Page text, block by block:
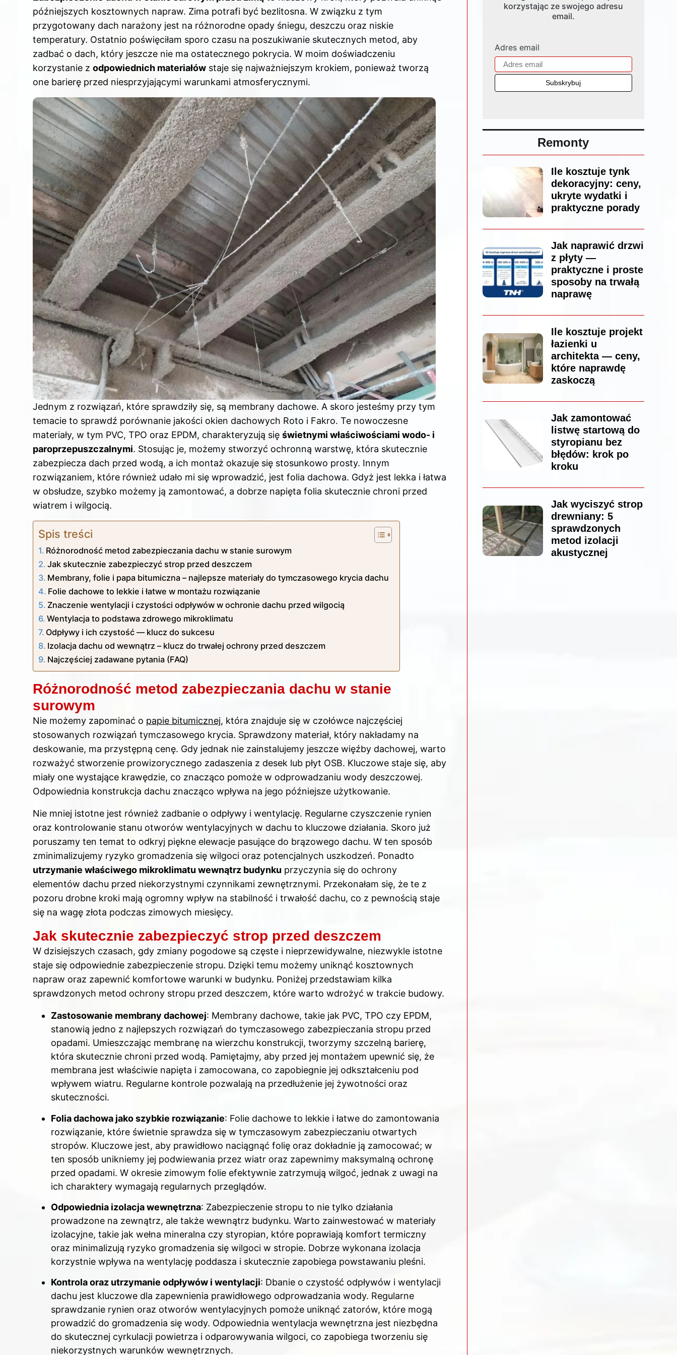
e
b
o
o
k
e
st
e
dI
n
di
t
bl
r
późniejszych kosztownych napraw. Zima potrafi być bezlitosna. W związku z tym
przygotowany dach narażony jest na różnorodne opady śniegu, deszczu oraz niskie
temperatury. Ostatnio poświęciłam sporo czasu na poszukiwanie skutecznych metod, aby
zadbać o dach, który jeszcze nie ma ostatecznego pokrycia. W moim doświadczeniu
korzystanie z odpowiednich materiałów staje się najważniejszym krokiem, ponieważ tworzą
one barierę przed niesprzyjającymi warunkami atmosferycznymi.
Jednym z rozwiązań, które sprawdziły się, są membrany dachowe. A skoro jesteśmy przy tym
temacie to sprawdź porównanie jakości okien dachowych Roto i Fakro. Te nowoczesne
materiały, w tym PVC, TPO oraz EPDM, charakteryzują się świetnymi właściwościami wodo- i
paroprzepuszczalnymi. Stosując je, możemy stworzyć ochronną warstwę, która skutecznie
zabezpiecza dach przed wodą, a ich montaż okazuje się stosunkowo prosty. Innym
rozwiązaniem, które również udało mi się wprowadzić, jest folia dachowa. Gdyż jest lekka i łatwa
w obsłudze, szybko możemy ją zamontować, a dobrze napięta folia skutecznie chroni przed
wiatrem i wilgocią.
Spis treści
Różnorodność metod zabezpieczania dachu w stanie surowym
Jak skutecznie zabezpieczyć strop przed deszczem
Membrany, folie i papa bitumiczna – najlepsze materiały do tymczasowego krycia dachu
Folie dachowe to lekkie i łatwe w montażu rozwiązanie
Znaczenie wentylacji i czystości odpływów w ochronie dachu przed wilgocią
Wentylacja to podstawa zdrowego mikroklimatu
Odpływy i ich czystość — klucz do sukcesu
Izolacja dachu od wewnątrz – klucz do trwałej ochrony przed deszczem
Najczęściej zadawane pytania (FAQ)
Różnorodność metod zabezpieczania dachu w stanie
surowym
Nie możemy zapominać o papie bitumicznej, która znajduje się w czołówce najczęściej
stosowanych rozwiązań tymczasowego krycia. Sprawdzony materiał, który nakładamy na
deskowanie, ma przystępną cenę. Gdy jednak nie zainstalujemy jeszcze więźby dachowej, warto
rozważyć stworzenie prowizorycznego zadaszenia z desek lub płyt OSB. Kluczowe staje się, aby
miały one wystające krawędzie, co znacząco pomoże w odprowadzaniu wody deszczowej.
Odpowiednia konstrukcja dachu znacząco wpływa na jego późniejsze użytkowanie.
Nie mniej istotne jest również zadbanie o odpływy i wentylację. Regularne czyszczenie rynien
oraz kontrolowanie stanu otworów wentylacyjnych w dachu to kluczowe działania. Skoro już
poruszamy ten temat to odkryj piękne elewacje pasujące do brązowego dachu. W ten sposób
zminimalizujemy ryzyko gromadzenia się wilgoci oraz potencjalnych uszkodzeń. Ponadto
utrzymanie właściwego mikroklimatu wewnątrz budynku przyczynia się do ochrony
elementów dachu przed niekorzystnymi czynnikami zewnętrznymi. Przekonałam się, że te z
pozoru drobne kroki mają ogromny wpływ na stabilność i trwałość dachu, co z pewnością staje
się na wagę złota podczas zimowych miesięcy.
Jak skutecznie zabezpieczyć strop przed deszczem
W dzisiejszych czasach, gdy zmiany pogodowe są częste i nieprzewidywalne, niezwykle istotne
staje się odpowiednie zabezpieczenie stropu. Dzięki temu możemy uniknąć kosztownych
napraw oraz zapewnić komfortowe warunki w budynku. Poniżej przedstawiam kilka
sprawdzonych metod ochrony stropu przed deszczem, które warto wdrożyć w trakcie budowy.
Zastosowanie membrany dachowej: Membrany dachowe, takie jak PVC, TPO czy EPDM,
stanowią jedno z najlepszych rozwiązań do tymczasowego zabezpieczania stropu przed
opadami. Umieszczając membranę na wierzchu konstrukcji, tworzymy szczelną barierę,
która skutecznie chroni przed wodą. Pamiętajmy, aby przed jej montażem upewnić się, że
membrana jest właściwie napięta i zamocowana, co zapobiegnie jej odkształceniu pod
wpływem wiatru. Regularne kontrole pozwalają na przedłużenie jej żywotności oraz
skuteczności.
Folia dachowa jako szybkie rozwiązanie: Folie dachowe to lekkie i łatwe do zamontowania
rozwiązanie, które świetnie sprawdza się w tymczasowym zabezpieczaniu otwartych
stropów. Kluczowe jest, aby prawidłowo naciągnąć folię oraz dokładnie ją zamocować; w
ten sposób unikniemy jej podwiewania przez wiatr oraz zapewnimy maksymalną ochronę
przed opadami. W okresie zimowym folie efektywnie zatrzymują wilgoć, jednak z uwagi na
ich charaktery wymagają regularnych przeglądów.
Odpowiednia izolacja wewnętrzna: Zabezpieczenie stropu to nie tylko działania
prowadzone na zewnątrz, ale także wewnątrz budynku. Warto zainwestować w materiały
izolacyjne, takie jak wełna mineralna czy styropian, które poprawiają komfort termiczny
oraz minimalizują ryzyko gromadzenia się wilgoci w stropie. Dobrze wykonana izolacja
korzystnie wpływa na wentylację poddasza i skutecznie zapobiega powstawaniu pleśni.
Kontrola oraz utrzymanie odpływów i wentylacji: Dbanie o czystość odpływów i wentylacji
dachu jest kluczowe dla zapewnienia prawidłowego odprowadzania wody. Regularne
sprawdzanie rynien oraz otworów wentylacyjnych pomoże uniknąć zatorów, które mogą
prowadzić do gromadzenia się wody. Odpowiednia wentylacja wewnętrzna jest niezbędna
do skutecznej cyrkulacji powietrza i odparowywania wilgoci, co zapobiega tworzeniu się
niekorzystnych warunków wewnętrznych.
korzystając ze swojego adresu
email.
Adres email
Remonty
Ile kosztuje tynk
dekoracyjny: ceny,
ukryte wydatki i
praktyczne porady
Jak naprawić drzwi
z płyty —
praktyczne i proste
sposoby na trwałą
naprawę
Ile kosztuje projekt
łazienki u
architekta — ceny,
które naprawdę
zaskoczą
Jak zamontować
listwę startową do
styropianu bez
błędów: krok po
kroku
Jak wyciszyć strop
drewniany: 5
sprawdzonych
metod izolacji
akustycznej